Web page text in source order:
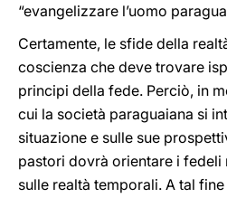
“evangelizzare l’uomo
Certamente, le sfide della
coscienza che deve trovare
principi della fede. Perciò, in
cui la società paraguaiana si
situazione e sulle sue
pastori dovrà orientare i
sulle realtà temporali. A tal